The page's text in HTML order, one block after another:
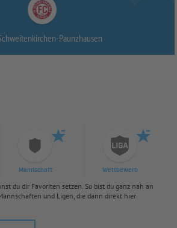
Paunzhausen
Mannschaft Wettbewerb
du dir Favoriten setzen. So bist du ganz nah an
und Ligen, die dann direkt hier